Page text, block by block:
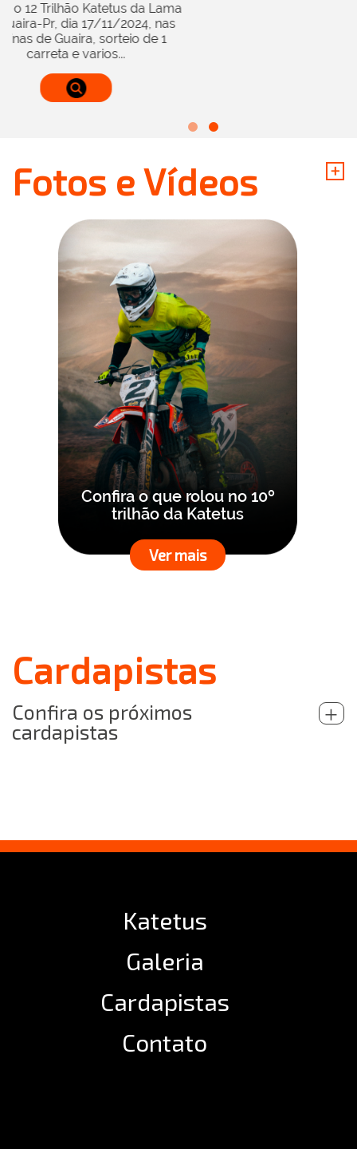
da Lama
2024, nas
de 1
Fotos e Vídeos +
Confira o que rolou no 10º
trilhão da Katetus
Ver mais
Cardapistas
Confira os próximos
cardapistas
+
Katetus
Galeria
Cardapistas
Contato